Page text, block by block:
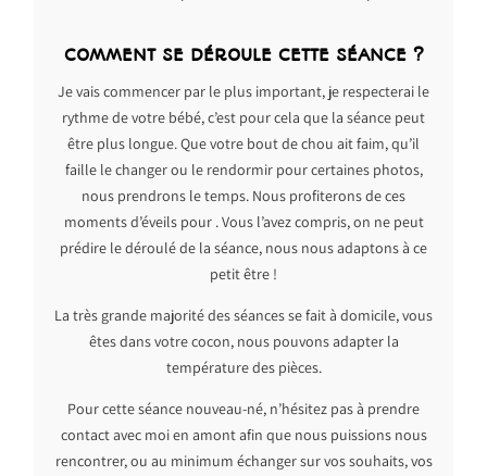
COMMENT SE DÉROULE CETTE SÉANCE ?
Je vais commencer par le plus important, je respecterai le
rythme de votre bébé, c’est pour cela que la séance peut
être plus longue. Que votre bout de chou ait faim, qu’il
faille le changer ou le rendormir pour certaines photos,
nous prendrons le temps. Nous profiterons de ces
moments d’éveils pour . Vous l’avez compris, on ne peut
prédire le déroulé de la séance, nous nous adaptons à ce
petit être !
La très grande majorité des séances se fait à domicile, vous
êtes dans votre cocon, nous pouvons adapter la
température des pièces.
Pour cette séance nouveau-né, n’hésitez pas à prendre
contact avec moi en amont afin que nous puissions nous
rencontrer, ou au minimum échanger sur vos souhaits, vos